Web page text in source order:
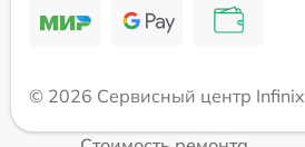
© 2026 Сервисный центр Infinix